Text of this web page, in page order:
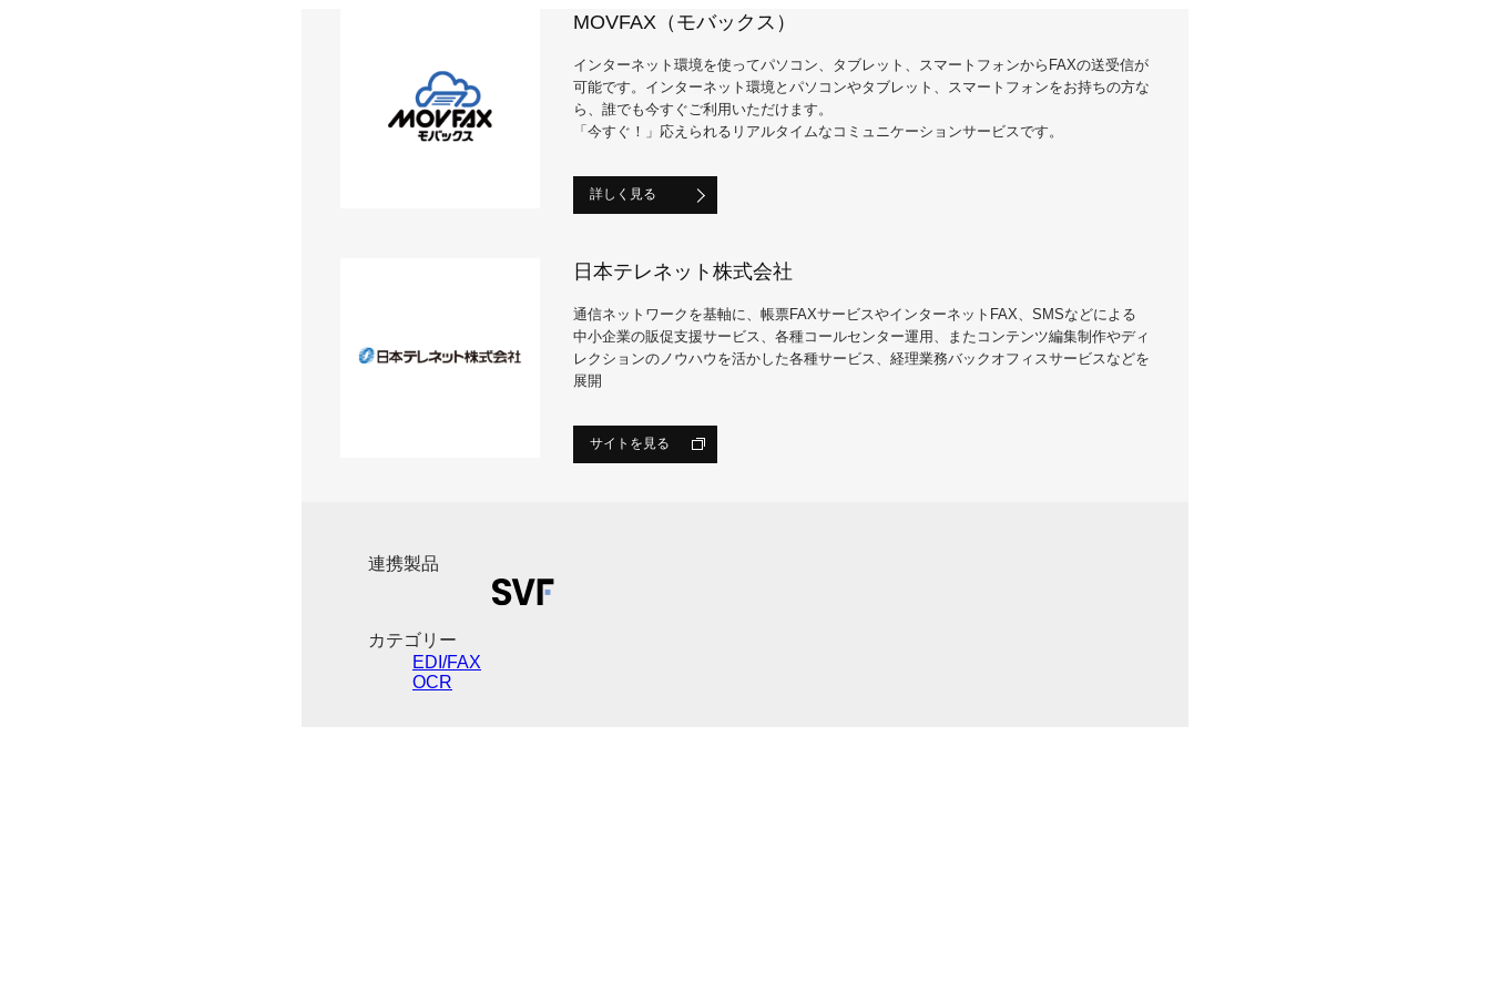
MOVFAX（モバックス）
インターネット環境を使ってパソコン、タブレット、スマートフォンからFAXの送受信が
可能です。インターネット環境とパソコンやタブレット、スマートフォンをお持ちの方な
ら、誰でも今すぐご利用いただけます。
「今すぐ！」応えられるリアルタイムなコミュニケーションサービスです。
詳しく見る
日本テレネット株式会社
通信ネットワークを基軸に、帳票FAXサービスやインターネットFAX、SMSなどによる
中小企業の販促支援サービス、各種コールセンター運用、またコンテンツ編集制作やディ
レクションのノウハウを活かした各種サービス、経理業務バックオフィスサービスなどを
展開
サイトを見る
連携製品
カテゴリー
EDI/FAX
OCR